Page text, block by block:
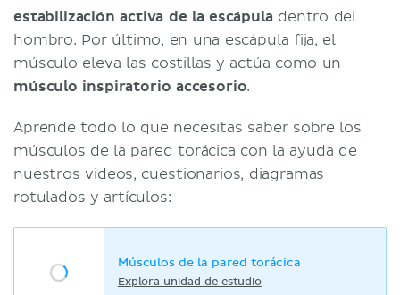
estabilización activa de la escápula dentro del
hombro. Por último, en una escápula fija, el
músculo eleva las costillas y actúa como un
músculo inspiratorio accesorio.
Aprende todo lo que necesitas saber sobre los
músculos de la pared torácica con la ayuda de
nuestros videos, cuestionarios, diagramas
rotulados y artículos:
Músculos de la pared torácica
Explora unidad de estudio